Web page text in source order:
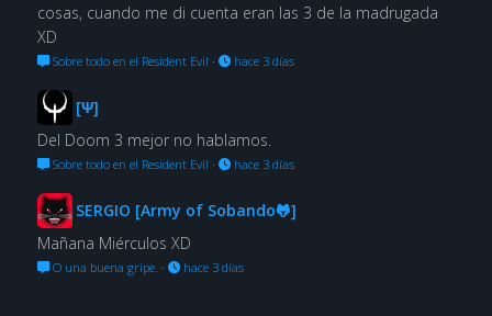
cosas, cuando me di cuenta eran las 3 de la madrugada
XD
Sobre todo en el Resident Evil · hace 3 días
[Ψ]
Del Doom 3 mejor no hablamos.
Sobre todo en el Resident Evil · hace 3 días
SERGIO [Army of Sobando🐸]
Mañana Miérculos XD
O una buena gripe. · hace 3 días